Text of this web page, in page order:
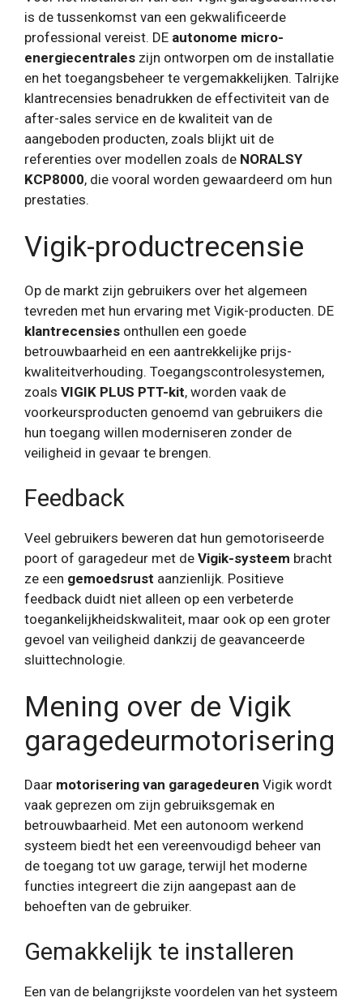
is de tussenkomst van een gekwalificeerde
professional vereist. DE autonome micro-
energiecentrales zijn ontworpen om de installatie
en het toegangsbeheer te vergemakkelijken. Talrijke
klantrecensies benadrukken de effectiviteit van de
after-sales service en de kwaliteit van de
aangeboden producten, zoals blijkt uit de
referenties over modellen zoals de NORALSY
KCP8000, die vooral worden gewaardeerd om hun
prestaties.
Vigik-productrecensie
Op de markt zijn gebruikers over het algemeen
tevreden met hun ervaring met Vigik-producten. DE
klantrecensies onthullen een goede
betrouwbaarheid en een aantrekkelijke prijs-
kwaliteitverhouding. Toegangscontrolesystemen,
zoals VIGIK PLUS PTT-kit, worden vaak de
voorkeursproducten genoemd van gebruikers die
hun toegang willen moderniseren zonder de
veiligheid in gevaar te brengen.
Feedback
Veel gebruikers beweren dat hun gemotoriseerde
poort of garagedeur met de Vigik-systeem bracht
ze een gemoedsrust aanzienlijk. Positieve
feedback duidt niet alleen op een verbeterde
toegankelijkheidskwaliteit, maar ook op een groter
gevoel van veiligheid dankzij de geavanceerde
sluittechnologie.
Mening over de Vigik
garagedeurmotorisering
Daar motorisering van garagedeuren Vigik wordt
vaak geprezen om zijn gebruiksgemak en
betrouwbaarheid. Met een autonoom werkend
systeem biedt het een vereenvoudigd beheer van
de toegang tot uw garage, terwijl het moderne
functies integreert die zijn aangepast aan de
behoeften van de gebruiker.
Gemakkelijk te installeren
Een van de belangrijkste voordelen van het systeem